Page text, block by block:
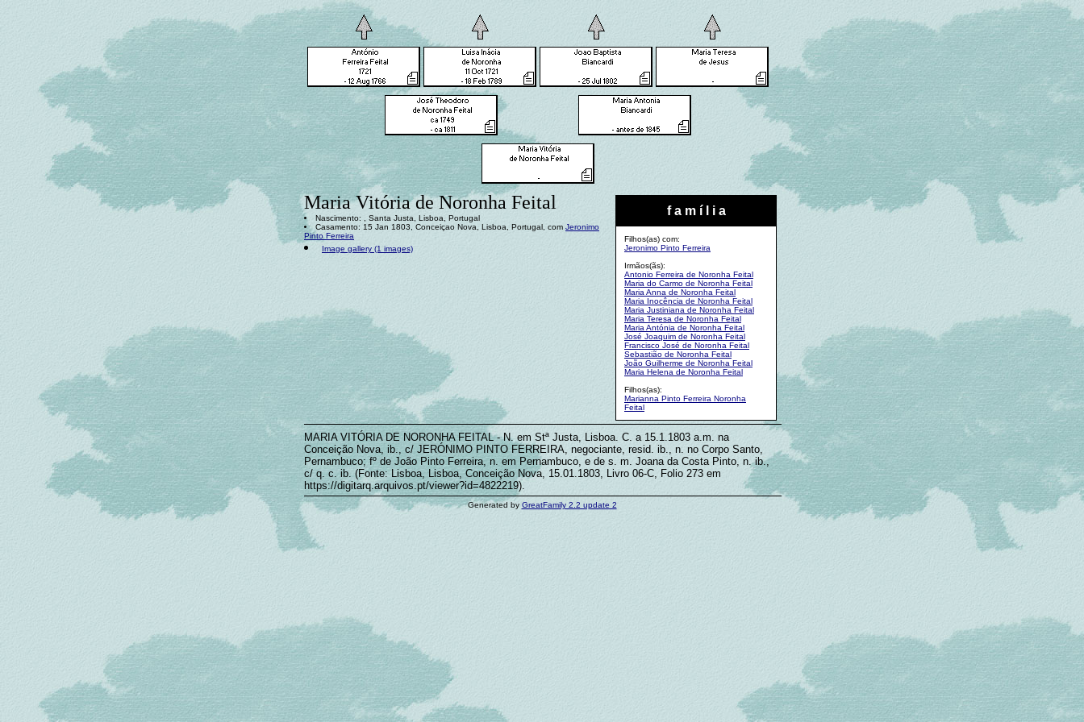
f a m í l i a
Filhos(as) com:
Jeronimo Pinto Ferreira
Irmãos(ãs):
Antonio Ferreira de Noronha Feital
Maria do Carmo de Noronha Feital
Maria Anna de Noronha Feital
Maria Inocência de Noronha Feital
Maria Justiniana de Noronha Feital
Maria Teresa de Noronha Feital
Maria Antónia de Noronha Feital
José Joaquim de Noronha Feital
Francisco José de Noronha Feital
Sebastião de Noronha Feital
João Guilherme de Noronha Feital
Maria Helena de Noronha Feital
Filhos(as):
Marianna Pinto Ferreira Noronha
Feital
Maria Vitória de Noronha Feital
Nascimento: , Santa Justa, Lisboa, Portugal
Casamento: 15 Jan 1803, Conceiçao Nova, Lisboa, Portugal, com Jeronimo
Pinto Ferreira
Image gallery (1 images)
MARIA VITÓRIA DE NORONHA FEITAL - N. em Stª Justa, Lisboa. C. a 15.1.1803 a.m. na
Conceição Nova, ib., c/ JERÓNIMO PINTO FERREIRA, negociante, resid. ib., n. no Corpo Santo,
Pernambuco; fº de João Pinto Ferreira, n. em Pernambuco, e de s. m. Joana da Costa Pinto, n. ib.,
c/ q. c. ib. (Fonte: Lisboa, Lisboa, Conceição Nova, 15.01.1803, Livro 06-C, Folio 273 em
https://digitarq.arquivos.pt/viewer?id=4822219).
Generated by GreatFamily 2.2 update 2